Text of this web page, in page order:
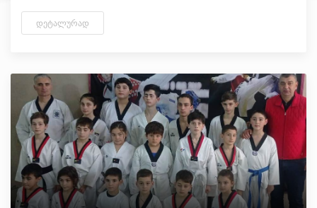
ᲓᲔᲢᲐᲚᲣᲠᲐᲓ